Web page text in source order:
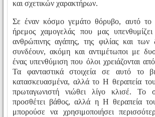
και σχετικών χαρακτήρων.
Σε έναν κόσμο γεμάτο θόρυβο, αυτό το
ήρεμος χαμογελάς που μας
ανθρώπινης αγάπης, της φιλίας και
συνδέουν, ακόμη και αντιμέτωποι με
ένας υπενθύμιση που όλοι χρειάζονται
Τα φανταστικά στοιχεία σε αυτό το
κατασκευασμένα, αλλά το Η θεραπεία
πρωταγωνιστή νιώθει λίγο κλισέ. Το
προσθέτει βάθος, αλλά η Η θεραπεία
μπορούσε να χρησιμοποιήσει